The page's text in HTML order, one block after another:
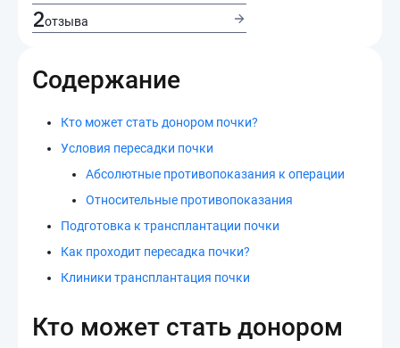
2отзыва
Содержание
Кто может стать донором почки?
Условия пересадки почки
Абсолютные противопоказания к операции
Относительные противопоказания
Подготовка к трансплантации почки
Как проходит пересадка почки?
Клиники трансплантация почки
Кто может стать донором